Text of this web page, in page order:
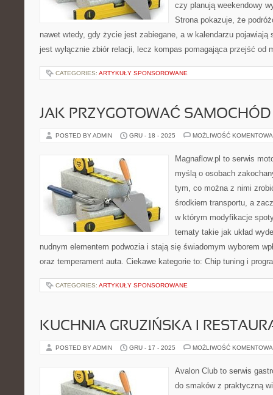
czy planują weekendowy
Strona pokazuje, że
nawet wtedy, gdy życie jest zabiegane, a w kalendarzu pojawiają
jest wyłącznie zbiór relacji, lecz kompas pomagająca przejść od
CATEGORIES: ARTYKUŁY SPONSOROWANE
JAK PRZYGOTOWAĆ
POSTED BY ADMIN GRU - 18 - 2025 MOŻLIWOŚĆ
Magnaflow.pl to serwis
myślą o osobach
tym, co można z nimi
środkiem transportu, a
w którym modyfikacje
tematy takie jak układ
nudnym elementem podwozia i stają się świadomym wyborem
oraz temperament auta. Ciekawe kategorie to: Chip tuning i
CATEGORIES: ARTYKUŁY SPONSOROWANE
KUCHNIA GRUZIŃSKA I
POSTED BY ADMIN GRU - 17 - 2025 MOŻLIWOŚĆ
Avalon Club to serwis
do smaków z praktyczną